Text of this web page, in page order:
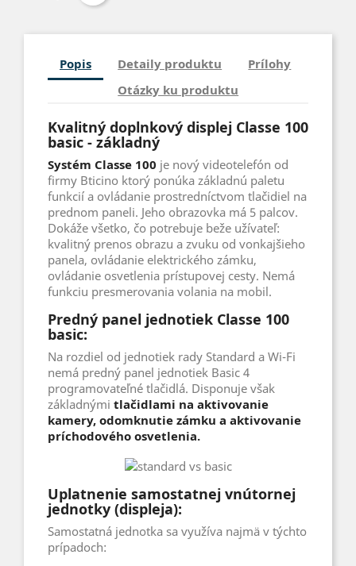
Popis Detaily produktu
Prílohy
Otázky ku produktu
Kvalitný doplnkový displej Classe 100
basic - základný
Systém Classe 100 je nový videotelefón od
firmy Bticino ktorý ponúka základnú paletu
funkcií a ovládanie prostredníctvom tlačidiel na
prednom paneli. Jeho obrazovka má 5 palcov.
Dokáže všetko, čo potrebuje beže užívateľ:
kvalitný prenos obrazu a zvuku od vonkajšieho
panela, ovládanie elektrického zámku,
ovládanie osvetlenia prístupovej cesty. Nemá
funkciu presmerovania volania na mobil.
Predný panel jednotiek Classe 100
basic:
Na rozdiel od jednotiek rady Standard a Wi-Fi
nemá predný panel jednotiek Basic 4
programovateľné tlačidlá. Disponuje však
základnými tlačidlami na aktivovanie
kamery, odomknutie zámku a aktivovanie
príchodového osvetlenia.
Uplatnenie samostatnej vnútornej
jednotky (displeja):
Samostatná jednotka sa využíva najmä v týchto
prípadoch: